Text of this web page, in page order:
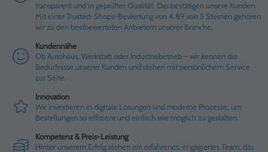
transparent und in geprüfter Qualität. Das bestätigen unsere Kunden:
Mit einer Trusted-Shops-Bewertung von 4.89 von 5 Sternen gehören
wir zu den bestbewerteten Anbietern unserer Branche.
Kundennähe
Ob Autohaus, Werkstatt oder Industriebetrieb – wir kennen die
Bedürfnisse unserer Kunden und stehen mit persönlichem Service
zur Seite.
Innovation
Wir investieren in digitale Lösungen und moderne Prozesse, um
Bestellungen so effizient und einfach wie möglich zu gestalten.
Kompetenz & Preis-Leistung
Hinter unserem Erfolg stehen ein erfahrenes, engagiertes Team, das